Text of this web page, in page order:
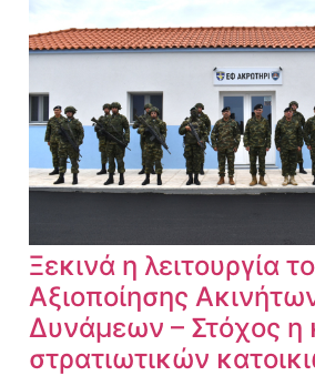
Ξεκινά η λειτουργία
Αξιοποίησης
Δυνάμεων – Στόχος η
στρατιωτικών